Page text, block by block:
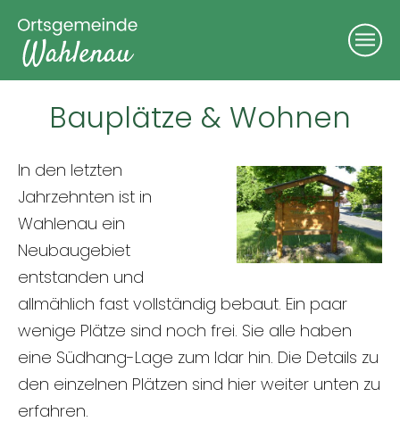
Bauplätze & Wohnen
In den letzten
Jahrzehnten ist in
Wahlenau ein
Neubaugebiet
entstanden und
allmählich fast vollständig bebaut. Ein paar
wenige Plätze sind noch frei. Sie alle haben
eine Südhang-Lage zum Idar hin. Die Details zu
den einzelnen Plätzen sind hier weiter unten zu
erfahren.